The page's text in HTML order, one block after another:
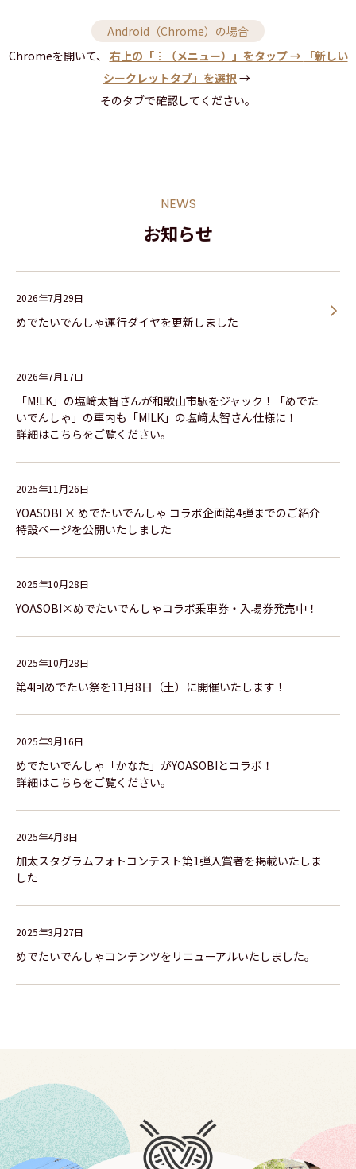
Android（Chrome）の場合
Chromeを開いて、 右上の「︙（メニュー）」をタップ → 「新しい
シークレットタブ」を選択→
そのタブで確認してください。
NEWS
お知らせ
2026年7月29日
めでたいでんしゃ運行ダイヤを更新しました
2026年7月17日
「M!LK」の塩﨑太智さんが和歌山市駅をジャック！「めでた
いでんしゃ」の車内も「M!LK」の塩﨑太智さん仕様に！
詳細はこちらをご覧ください。
2025年11月26日
YOASOBI × めでたいでんしゃ コラボ企画第4弾までのご紹介
特設ページを公開いたしました
2025年10月28日
YOASOBI×めでたいでんしゃコラボ乗車券・入場券発売中！
2025年10月28日
第4回めでたい祭を11月8日（土）に開催いたします！
2025年9月16日
めでたいでんしゃ「かなた」がYOASOBIとコラボ！
詳細はこちらをご覧ください。
2025年4月8日
加太スタグラムフォトコンテスト第1弾入賞者を掲載いたしま
した
2025年3月27日
めでたいでんしゃコンテンツをリニューアルいたしました。